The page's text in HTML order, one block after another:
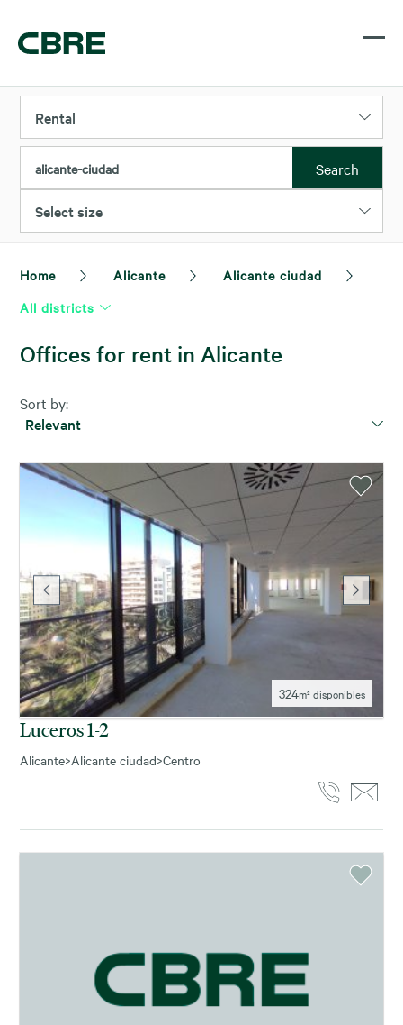
Rental
alicante-ciudad Search
Select size
Home Alicante
Alicante ciudad
All districts
Offices for rent in Alicante
Sort by:
Relevant
324m² disponibles
Luceros 1-2
Alicante>Alicante ciudad>Centro